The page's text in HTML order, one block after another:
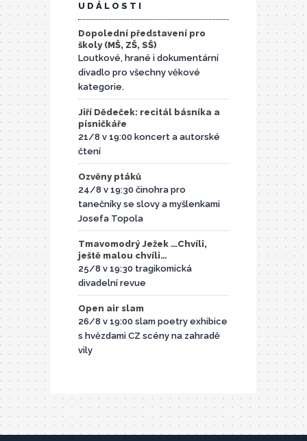
UDÁLOSTI
Dopolední představení pro
školy (MŠ, ZŠ, SŠ)
Loutkové, hrané i dokumentární
divadlo pro všechny věkové
kategorie.
Jiří Dědeček: recitál básníka a
písničkáře
21/8 v 19:00 koncert a autorské
čtení
Ozvěny ptáků
24/8 v 19:30 činohra pro
tanečníky se slovy a myšlenkami
Josefa Topola
Tmavomodrý Ježek …Chvíli,
ještě malou chvíli…
25/8 v 19:30 tragikomická
divadelní revue
Open air slam
26/8 v 19:00 slam poetry exhibice
s hvězdami CZ scény na zahradě
vily